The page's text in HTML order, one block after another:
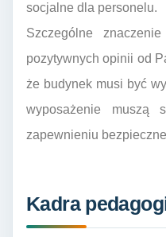
socjalne dla personelu.
Szczególne
pozytywnych opinii od
że budynek musi być
wyposażenie muszą
zapewnieniu
Kadra